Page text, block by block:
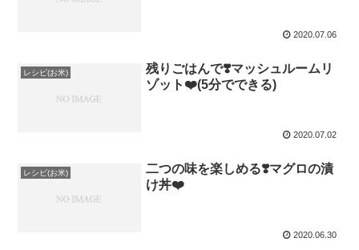
2020.07.06
レシピ(お米)
残りごはんで❣️マッシュルームリ
ゾット❤️(5分でできる)
2020.07.02
レシピ(お米)
二つの味を楽しめる❣️マグロの漬
け丼❤️
2020.06.30